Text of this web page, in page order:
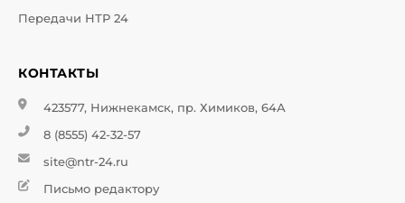
Передачи НТР 24
КОНТАКТЫ
423577, Нижнекамск, пр. Химиков, 64А
8 (8555) 42-32-57
site@ntr-24.ru
Письмо редактору